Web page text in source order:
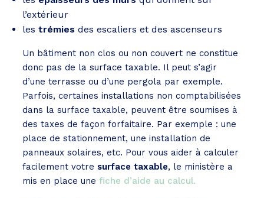
l’extérieur
les trémies des escaliers et des ascenseurs
Un bâtiment non clos ou non couvert ne constitue
donc pas de la surface taxable. Il peut s’agir
d’une terrasse ou d’une pergola par exemple.
Parfois, certaines installations non comptabilisées
dans la surface taxable, peuvent être soumises à
des taxes de façon forfaitaire. Par exemple : une
place de stationnement, une installation de
panneaux solaires, etc. Pour vous aider à calculer
facilement votre surface taxable, le ministère a
mis en place une fiche d’aide au calcul.